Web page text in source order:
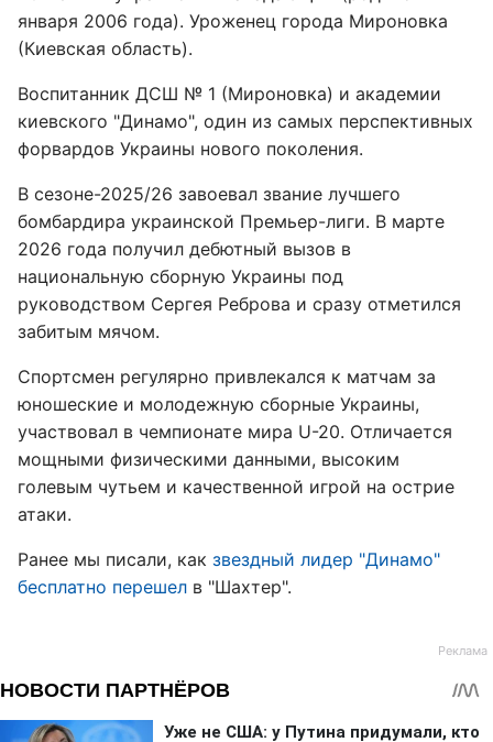
января 2006 года). Уроженец города Мироновка
(Киевская область).
Воспитанник ДСШ № 1 (Мироновка) и академии
киевского "Динамо", один из самых перспективных
форвардов Украины нового поколения.
В сезоне-2025/26 завоевал звание лучшего
бомбардира украинской Премьер-лиги. В марте
2026 года получил дебютный вызов в
национальную сборную Украины под
руководством Сергея Реброва и сразу отметился
забитым мячом.
Спортсмен регулярно привлекался к матчам за
юношеские и молодежную сборные Украины,
участвовал в чемпионате мира U-20. Отличается
мощными физическими данными, высоким
голевым чутьем и качественной игрой на острие
атаки.
Ранее мы писали, как звездный лидер "Динамо"
бесплатно перешел в "Шахтер".